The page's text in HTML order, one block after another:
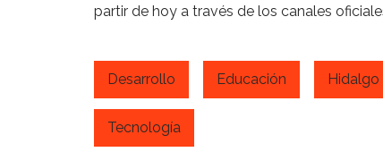
partir de hoy a través de los canales
Desarrollo Educación Hidalgo
Tecnología